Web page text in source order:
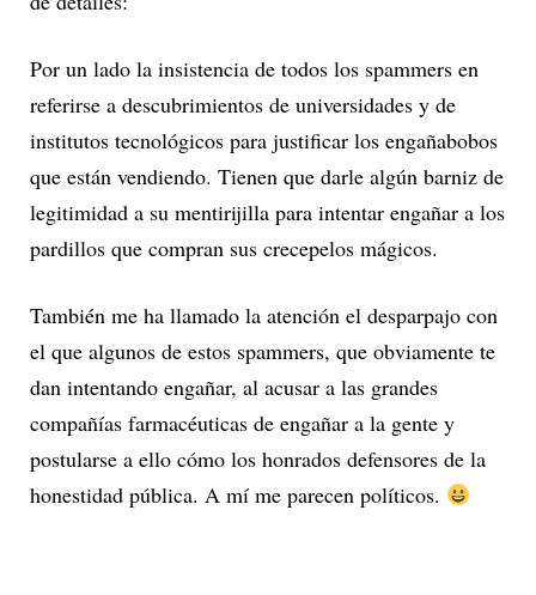
Por un lado la insistencia de todos los spammers en
referirse a descubrimientos de universidades y de
institutos tecnológicos para justificar los engañabobos
que están vendiendo. Tienen que darle algún barniz de
legitimidad a su mentirijilla para intentar engañar a los
pardillos que compran sus crecepelos mágicos.
También me ha llamado la atención el desparpajo con
el que algunos de estos spammers, que obviamente te
dan intentando engañar, al acusar a las grandes
compañías farmacéuticas de engañar a la gente y
postularse a ello cómo los honrados defensores de la
honestidad pública. A mí me parecen políticos.